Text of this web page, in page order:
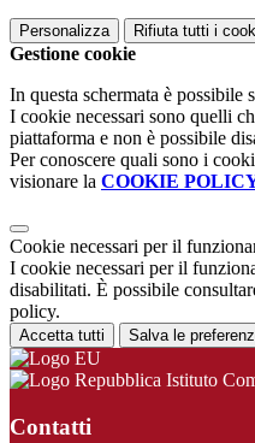
Personalizza Rifiuta tutti i
Gestione cookie
In questa schermata è possibile
I cookie necessari sono quelli
piattaforma e non è possibile
Per conoscere quali sono i
visionare la COOKIE
Cookie necessari per il
I cookie necessari per il
disabilitati. È possibile
policy.
Accetta tutti Salva le
Istituto
Contatti